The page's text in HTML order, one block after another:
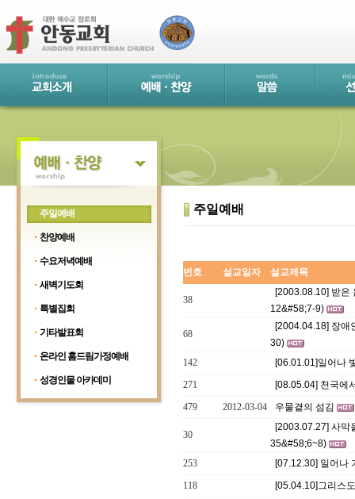
주일예배
찬양예배
수요저녁예배
새벽기도회
특별집회
기타발표회
온라인 홈드림가정예배
성경인물 아카데미
주일예배
번호 설교일자 설교제목
38
[2003.08.10] 받은
12&#58;7-9)
68
[2004.04.18] 장애
30)
142
[06.01.01]일어나
271
[08.05.04] 천국에
479
2012-03-04 우물곁의 섬김
30
[2003.07.27] 사막
35&#58;6~8)
253
[07.12.30] 일어나
118
[05.04.10]그리스